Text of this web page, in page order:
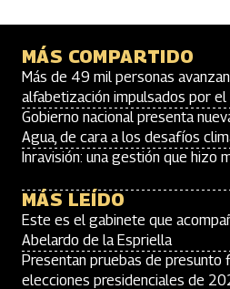
MÁS COMPARTIDO
Más de 49 mil personas
alfabetización impulsados por el
Gobierno nacional presenta
Agua, de cara a los desafíos
Inravisión: una gestión que hizo
MÁS LEÍDO
Este es el gabinete que
Abelardo de la Espriella
Presentan pruebas de presunto
elecciones presidenciales de